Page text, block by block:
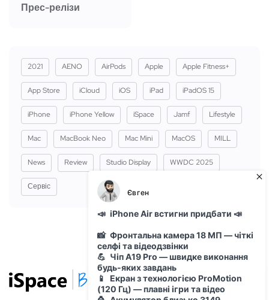
Прес-релізи
2021 AENO AirPods Apple Apple Fitness+
App Store iCloud iOS iPad iPadOS 15
iPhone iPhone Yellow iSpace Jamf Lifestyle
Mac MacBook Neo Mac Mini MacOS MILL
News Review Studio Display WWDC 2025
Сервіс